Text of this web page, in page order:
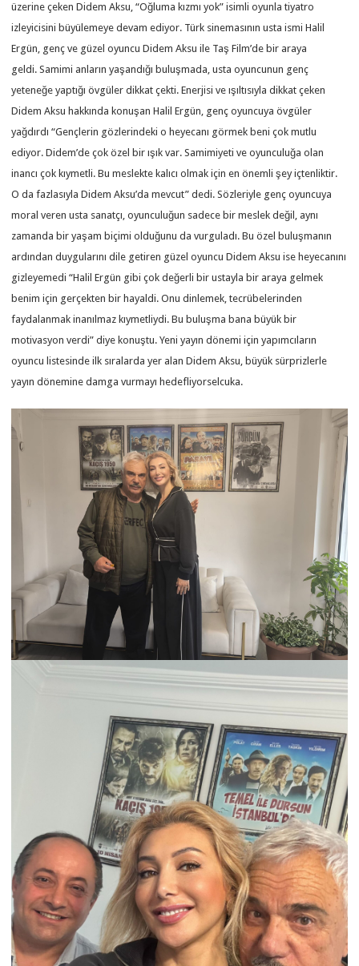
üzerine çeken Didem Aksu, “Oğluma kızmı yok” isimli oyunla tiyatro
izleyicisini büyülemeye devam ediyor. Türk sinemasının usta ismi Halil
Ergün, genç ve güzel oyuncu Didem Aksu ile Taş Film’de bir araya
geldi. Samimi anların yaşandığı buluşmada, usta oyuncunun genç
yeteneğe yaptığı övgüler dikkat çekti. Enerjisi ve ışıltısıyla dikkat çeken
Didem Aksu hakkında konuşan Halil Ergün, genç oyuncuya övgüler
yağdırdı “Gençlerin gözlerindeki o heyecanı görmek beni çok mutlu
ediyor. Didem’de çok özel bir ışık var. Samimiyeti ve oyunculuğa olan
inancı çok kıymetli. Bu meslekte kalıcı olmak için en önemli şey içtenliktir.
O da fazlasıyla Didem Aksu’da mevcut” dedi. Sözleriyle genç oyuncuya
moral veren usta sanatçı, oyunculuğun sadece bir meslek değil, aynı
zamanda bir yaşam biçimi olduğunu da vurguladı. Bu özel buluşmanın
ardından duygularını dile getiren güzel oyuncu Didem Aksu ise heyecanını
gizleyemedi “Halil Ergün gibi çok değerli bir ustayla bir araya gelmek
benim için gerçekten bir hayaldi. Onu dinlemek, tecrübelerinden
faydalanmak inanılmaz kıymetliydi. Bu buluşma bana büyük bir
motivasyon verdi” diye konuştu. Yeni yayın dönemi için yapımcıların
oyuncu listesinde ilk sıralarda yer alan Didem Aksu, büyük sürprizlerle
yayın dönemine damga vurmayı hedefliyorselcuka.